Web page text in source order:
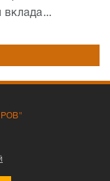
вклада...